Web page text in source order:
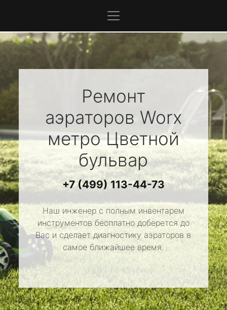
Ремонт
аэраторов Worx
метро Цветной
бульвар
+7 (499) 113-44-73
Наш инженер с полным инвентарем
инструментов бесплатно доберется до
Вас и сделает диагностику аэраторов в
самое ближайшее время.